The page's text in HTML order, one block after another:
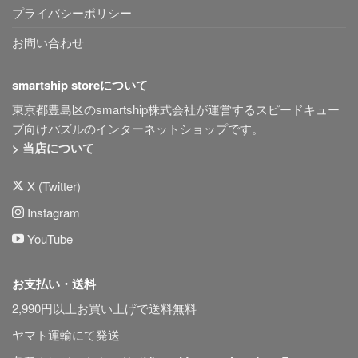
プライバシーポリシー
お問い合わせ
smartship storeについて
東京都豊島区のsmartship株式会社が運営するスピードキュー
ブ向けパズルのインターネットショップです。
> 当店について
X (Twitter)
Instagram
YouTube
お支払い・送料
2,990円以上お買い上げで送料無料
ヤマト運輸にて発送